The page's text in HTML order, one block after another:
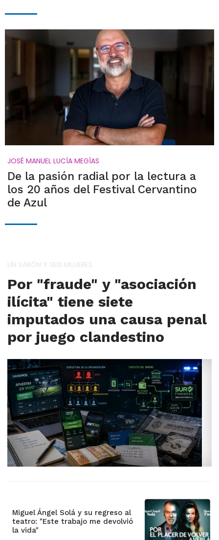
JOSÉ MANUEL LUCÍA MEGÍAS
De la pasión radial por la lectura a
los 20 años del Festival Cervantino
de Azul
UN VARÓN Y SEIS MUJERES
Por "fraude" y "asociación
ilícita" tiene siete
imputados una causa penal
por juego clandestino
Miguel Ángel Solá y su regreso al
teatro: "Este trabajo me devolvió
la vida"